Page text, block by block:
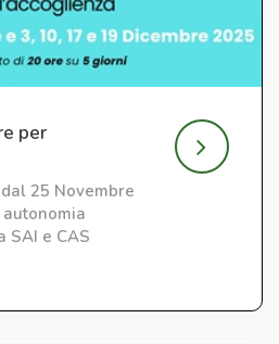
per
25 Novembre
SAI e CAS